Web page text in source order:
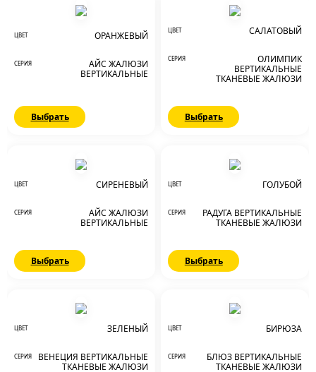
ЦВЕТ ОРАНЖЕВЫЙ
СЕРИЯ
АЙС ЖАЛЮЗИ
ВЕРТИКАЛЬНЫЕ
Выбрать
ЦВЕТ САЛАТОВЫЙ
СЕРИЯ
ОЛИМПИК
ВЕРТИКАЛЬНЫЕ
ТКАНЕВЫЕ ЖАЛЮЗИ
Выбрать
ЦВЕТ СИРЕНЕВЫЙ
СЕРИЯ
АЙС ЖАЛЮЗИ
ВЕРТИКАЛЬНЫЕ
Выбрать
ЦВЕТ ГОЛУБОЙ
СЕРИЯ
РАДУГА ВЕРТИКАЛЬНЫЕ
ТКАНЕВЫЕ ЖАЛЮЗИ
Выбрать
ЦВЕТ ЗЕЛЕНЫЙ
СЕРИЯ
ВЕНЕЦИЯ ВЕРТИКАЛЬНЫЕ
ТКАНЕВЫЕ ЖАЛЮЗИ
ЦВЕТ БИРЮЗА
СЕРИЯ
БЛЮЗ ВЕРТИКАЛЬНЫЕ
ТКАНЕВЫЕ ЖАЛЮЗИ